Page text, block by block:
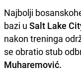
Najbolji
bazi u Salt Lake
nakon treninga
se obratio stub
Muharemović.